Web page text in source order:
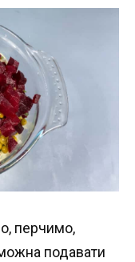
перчимо,
подавати